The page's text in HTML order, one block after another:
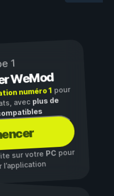
1
WeMod
numéro 1pour
avec plus de
sur votre PCpour